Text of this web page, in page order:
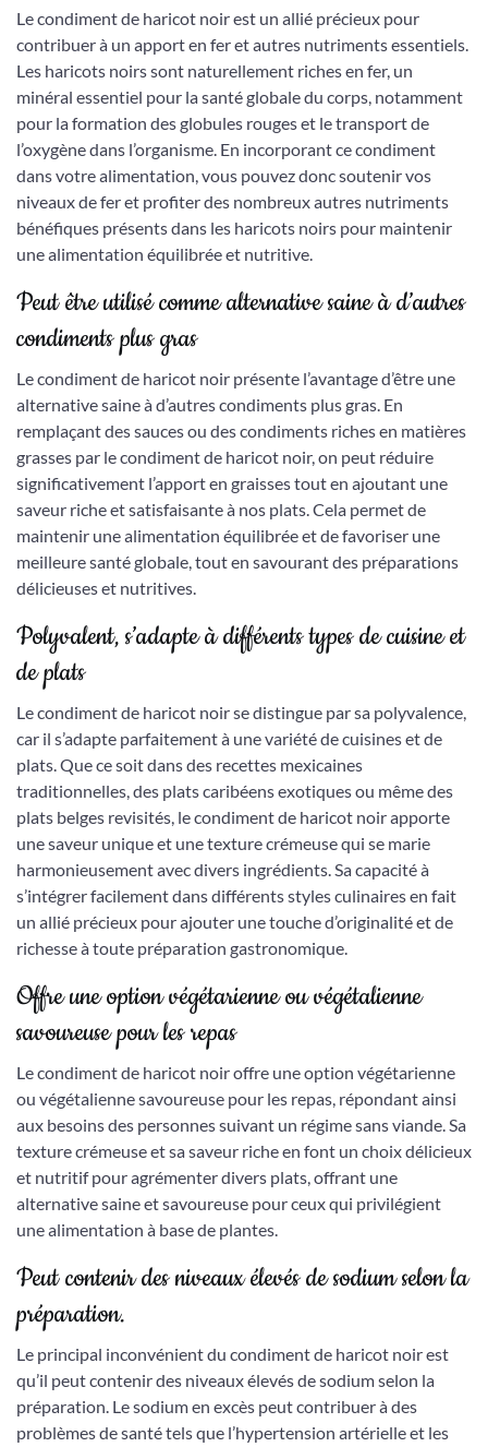
Le condiment de haricot noir est un allié précieux pour
contribuer à un apport en fer et autres nutriments essentiels.
Les haricots noirs sont naturellement riches en fer, un
minéral essentiel pour la santé globale du corps, notamment
pour la formation des globules rouges et le transport de
l’oxygène dans l’organisme. En incorporant ce condiment
dans votre alimentation, vous pouvez donc soutenir vos
niveaux de fer et profiter des nombreux autres nutriments
bénéfiques présents dans les haricots noirs pour maintenir
une alimentation équilibrée et nutritive.
Peut être utilisé comme alternative saine à d’autres
condiments plus gras
Le condiment de haricot noir présente l’avantage d’être une
alternative saine à d’autres condiments plus gras. En
remplaçant des sauces ou des condiments riches en matières
grasses par le condiment de haricot noir, on peut réduire
significativement l’apport en graisses tout en ajoutant une
saveur riche et satisfaisante à nos plats. Cela permet de
maintenir une alimentation équilibrée et de favoriser une
meilleure santé globale, tout en savourant des préparations
délicieuses et nutritives.
Polyvalent, s’adapte à différents types de cuisine et
de plats
Le condiment de haricot noir se distingue par sa polyvalence,
car il s’adapte parfaitement à une variété de cuisines et de
plats. Que ce soit dans des recettes mexicaines
traditionnelles, des plats caribéens exotiques ou même des
plats belges revisités, le condiment de haricot noir apporte
une saveur unique et une texture crémeuse qui se marie
harmonieusement avec divers ingrédients. Sa capacité à
s’intégrer facilement dans différents styles culinaires en fait
un allié précieux pour ajouter une touche d’originalité et de
richesse à toute préparation gastronomique.
Offre une option végétarienne ou végétalienne
savoureuse pour les repas
Le condiment de haricot noir offre une option végétarienne
ou végétalienne savoureuse pour les repas, répondant ainsi
aux besoins des personnes suivant un régime sans viande. Sa
texture crémeuse et sa saveur riche en font un choix délicieux
et nutritif pour agrémenter divers plats, offrant une
alternative saine et savoureuse pour ceux qui privilégient
une alimentation à base de plantes.
Peut contenir des niveaux élevés de sodium selon la
préparation.
Le principal inconvénient du condiment de haricot noir est
qu’il peut contenir des niveaux élevés de sodium selon la
préparation. Le sodium en excès peut contribuer à des
problèmes de santé tels que l’hypertension artérielle et les